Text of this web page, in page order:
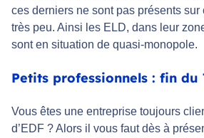
ces derniers ne sont pas présents sur
très peu. Ainsi les ELD, dans leur
sont en situation de quasi-monopole.
Petits professionnels : fin du
Vous êtes une entreprise toujours
d’EDF ? Alors il vous faut dès à